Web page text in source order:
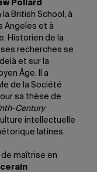
Pollard
British School , à
Angeles et à
Historien de la
recherches se
et sur la
Âge. Il a
de la Société
sa thèse de
Century
intellectuelle
latines.
maîtrise en